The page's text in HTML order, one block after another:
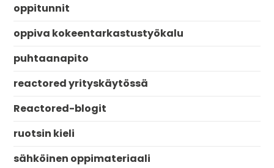
oppitunnit
oppiva kokeentarkastustyökalu
puhtaanapito
reactored yrityskäytössä
Reactored-blogit
ruotsin kieli
sähköinen oppimateriaali